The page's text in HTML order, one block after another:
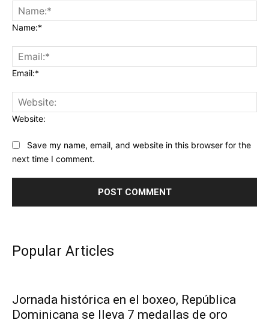
Name:*
Email:*
Website:
Save my name, email, and website in this browser for the
next time I comment.
Popular Articles
Jornada histórica en el boxeo, República
Dominicana se lleva 7 medallas de oro